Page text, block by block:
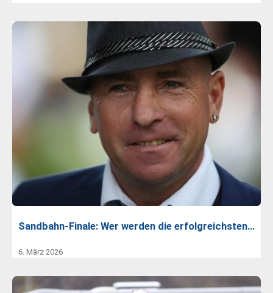
Sandbahn-Finale: Wer werden die erfolgreichsten…
6. März 2026